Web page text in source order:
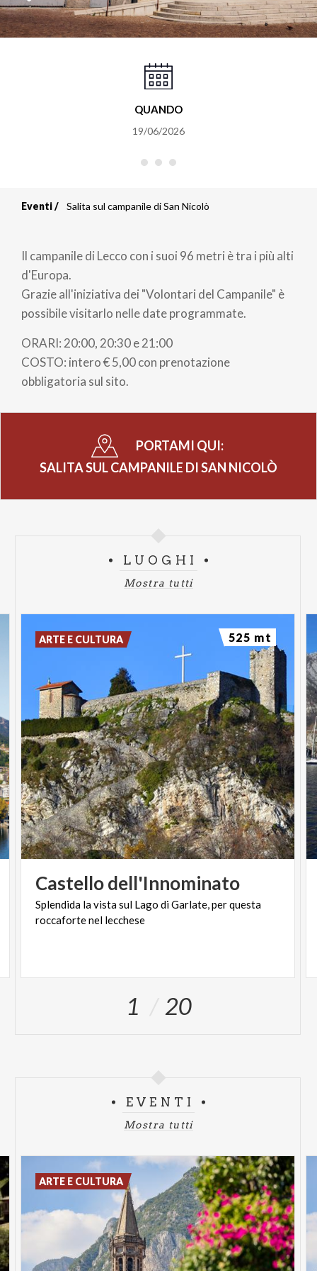
QUANDO
19/06/2026
di
pane
Eventi Salita sul campanile di San Nicolò
Il campanile di Lecco con i suoi 96 metri è tra i più alti
d'Europa.
Grazie all'iniziativa dei "Volontari del Campanile" è
possibile visitarlo nelle date programmate.
ORARI: 20:00, 20:30 e 21:00
COSTO: intero € 5,00 con prenotazione
obbligatoria sul sito.
PORTAMI QUI:
SALITA SUL CAMPANILE DI SAN NICOLÒ
LUOGHI
Mostra tutti
Castellodell'Innominato
Splendida lavistasul Lago diGarlate,perquesta
roccafortenel lecchese
ARTE E CULTURA 525 mt
1 20
EVENTI
Mostra tutti
ARTE E CULTURA